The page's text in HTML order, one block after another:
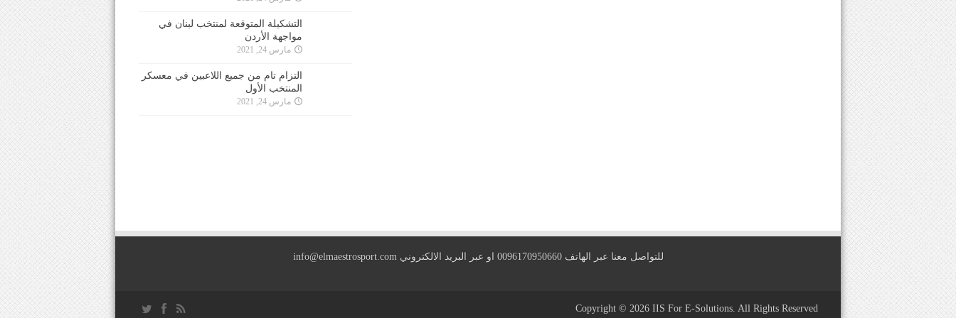
التشكيلة المتوقعة لمنتخب لبنان في
مواجهة الأردن
مارس 24, 2021
التزام تام من جميع اللاعبين في معسكر
المنتخب الأول
مارس 24, 2021
للتواصل معنا عبر الهاتف 0096170950660 او عبر البريد الالكتروني info@elmaestrosport.com
Copyright © 2026 IIS For E-Solutions. All Rights Reserved